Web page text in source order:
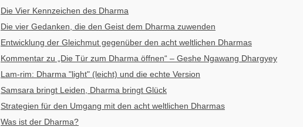
Die Vier Kennzeichen des Dharma
Die vier Gedanken, die den Geist dem Dharma zuwenden
Entwicklung der Gleichmut gegenüber den acht weltlichen Dharmas
Kommentar zu „Die Tür zum Dharma öffnen“ – Geshe Ngawang Dhargyey
Lam-rim: Dharma "light" (leicht) und die echte Version
Samsara bringt Leiden, Dharma bringt Glück
Strategien für den Umgang mit den acht weltlichen Dharmas
Was ist der Dharma?